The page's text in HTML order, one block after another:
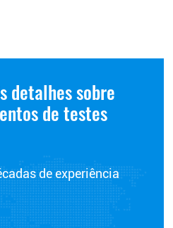
detalhes sobre
de testes
de experiência